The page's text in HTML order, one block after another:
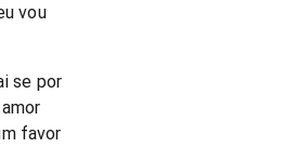
vou
se por
favor